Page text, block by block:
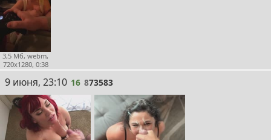
3,5 Мб, webm,
720x1280, 0:38
16
9 июня, 23:10 16 873583